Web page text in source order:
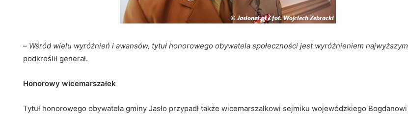
– Wśród wielu wyróżnień i awansów, tytuł honorowego obywatela społeczności jest wyróżnieniem najwyższym
podkreślił generał.
Honorowy wicemarszałek
Tytuł honorowego obywatela gminy Jasło przypadł także wicemarszałkowi sejmiku wojewódzkiego Bogdanowi